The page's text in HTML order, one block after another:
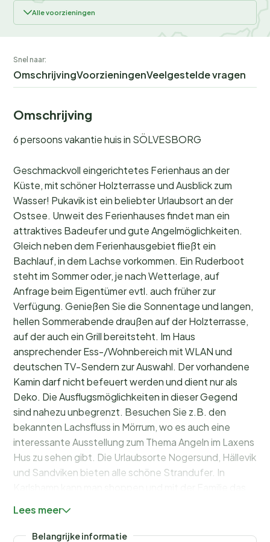
Alle voorzieningen
Snel naar:
OmschrijvingVoorzieningenVeelgestelde vragen
Omschrijving
6 persoons vakantie huis in SÖLVESBORG
Geschmackvoll eingerichtetes Ferienhaus an der
Küste, mit schöner Holzterrasse und Ausblick zum
Wasser! Pukavik ist ein beliebter Urlaubsort an der
Ostsee. Unweit des Ferienhauses findet man ein
attraktives Badeufer und gute Angelmöglichkeiten.
Gleich neben dem Ferienhausgebiet fließt ein
Bachlauf, in dem Lachse vorkommen. Ein Ruderboot
steht im Sommer oder, je nach Wetterlage, auf
Anfrage beim Eigentümer evtl. auch früher zur
Verfügung. Genießen Sie die Sonnentage und langen,
hellen Sommerabende draußen auf der Holzterrasse,
auf der auch ein Grill bereitsteht. Im Haus
ansprechender Ess-/Wohnbereich mit WLAN und
deutschen TV-Sendern zur Auswahl. Der vorhandene
Kamin darf nicht befeuert werden und dient nur als
Deko. Die Ausflugsmöglichkeiten in dieser Gegend
sind nahezu unbegrenzt. Besuchen Sie z.B. den
bekannten Lachsfluss in Mörrum, wo es auch eine
interessante Ausstellung zum Thema Angeln im Laxens
Hus zu sehen gibt. Die Urlaubsorte Nogersund, Hällevik
und Sandviken bieten alle schöne Strandufer. In
konstruieren und entdecken gilt. Nahe Pukavik werden
auch Obstsorten und Beeren angebaut.
Lees meer
Belangrijke informatie